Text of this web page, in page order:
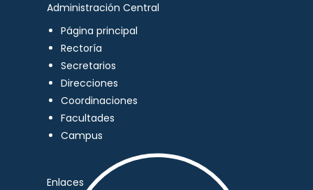
Administración Central
Página principal
Rectoría
Secretarios
Direcciones
Coordinaciones
Facultades
Campus
Enlaces